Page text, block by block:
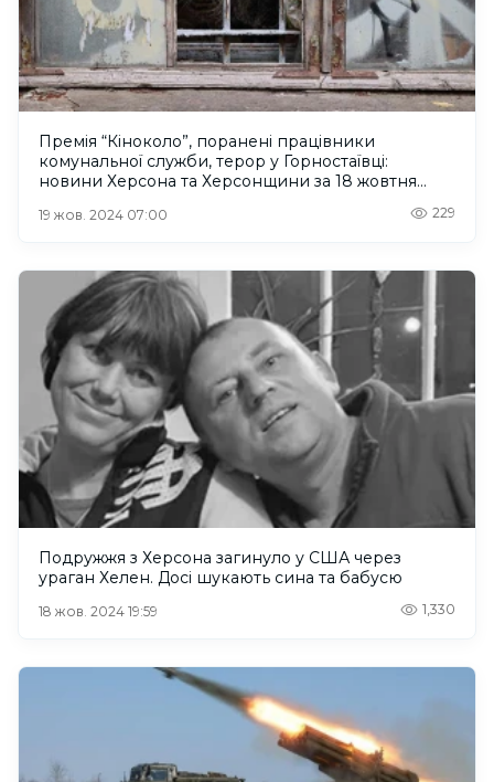
Премія “Кіноколо”, поранені працівники
комунальної служби, терор у Горностаївці:
новини Херсона та Херсонщини за 18 жовтня
19 жов. 2024 07:00 229
Подружжя з Херсона загинуло у США через
ураган Хелен. Досі шукають сина та бабусю
18 жов. 2024 19:59 1,330